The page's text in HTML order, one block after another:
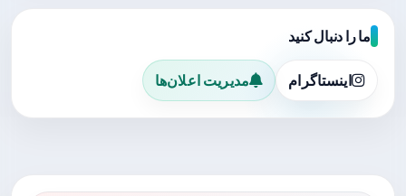
ما را دنبال کنید
اینستاگرام مدیریت اعلان‌ها